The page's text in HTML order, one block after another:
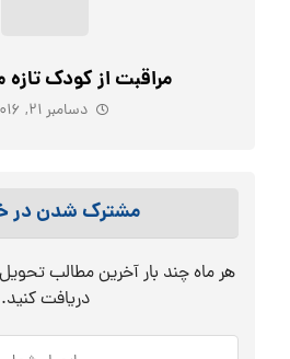
مراقبت از کودک
دسامبر ۲۱, ۲۰۱۶
مشترک شدن در
هر ماه چند بار آخرین مطالب
دریافت کنید.